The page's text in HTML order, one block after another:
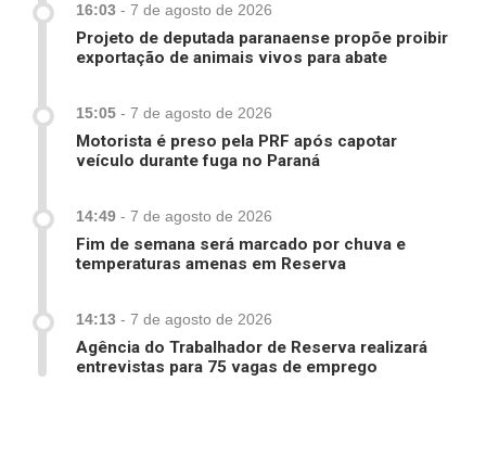
16:03 - 7 de agosto de 2026
Projeto de deputada paranaense propõe proibir
exportação de animais vivos para abate
15:05 - 7 de agosto de 2026
Motorista é preso pela PRF após capotar
veículo durante fuga no Paraná
14:49 - 7 de agosto de 2026
Fim de semana será marcado por chuva e
temperaturas amenas em Reserva
14:13 - 7 de agosto de 2026
Agência do Trabalhador de Reserva realizará
entrevistas para 75 vagas de emprego